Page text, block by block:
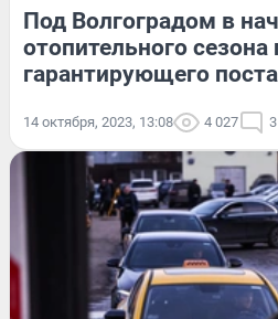
Под Волгоградом в
отопительного
гарантирующего
14 октября, 2023, 13:08 4 027 3